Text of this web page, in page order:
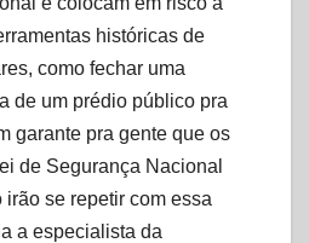
históricas de
como fechar uma
de um prédio público pra
garante pra gente que os
de Segurança Nacional
se repetir com essa
a especialista da